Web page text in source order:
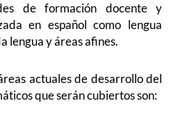
de formación docente y
en español como lengua
lengua y áreas afines.
actuales de desarrollo del
que serán cubiertos son: